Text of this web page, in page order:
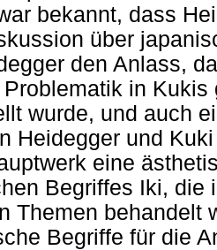
bekannt, dass
über
den Anlass,
in
wurde, und auch
Heidegger und
eine
Begriffes Iki, die
Themen behandelt
Begriffe für die